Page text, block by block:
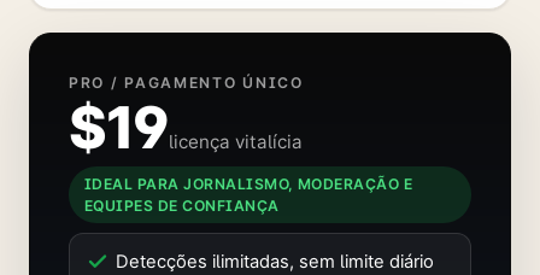
PRO / PAGAMENTO ÚNICO
$19licença vitalícia
IDEAL PARA JORNALISMO, MODERAÇÃO E
EQUIPES DE CONFIANÇA
Detecções ilimitadas, sem limite diário